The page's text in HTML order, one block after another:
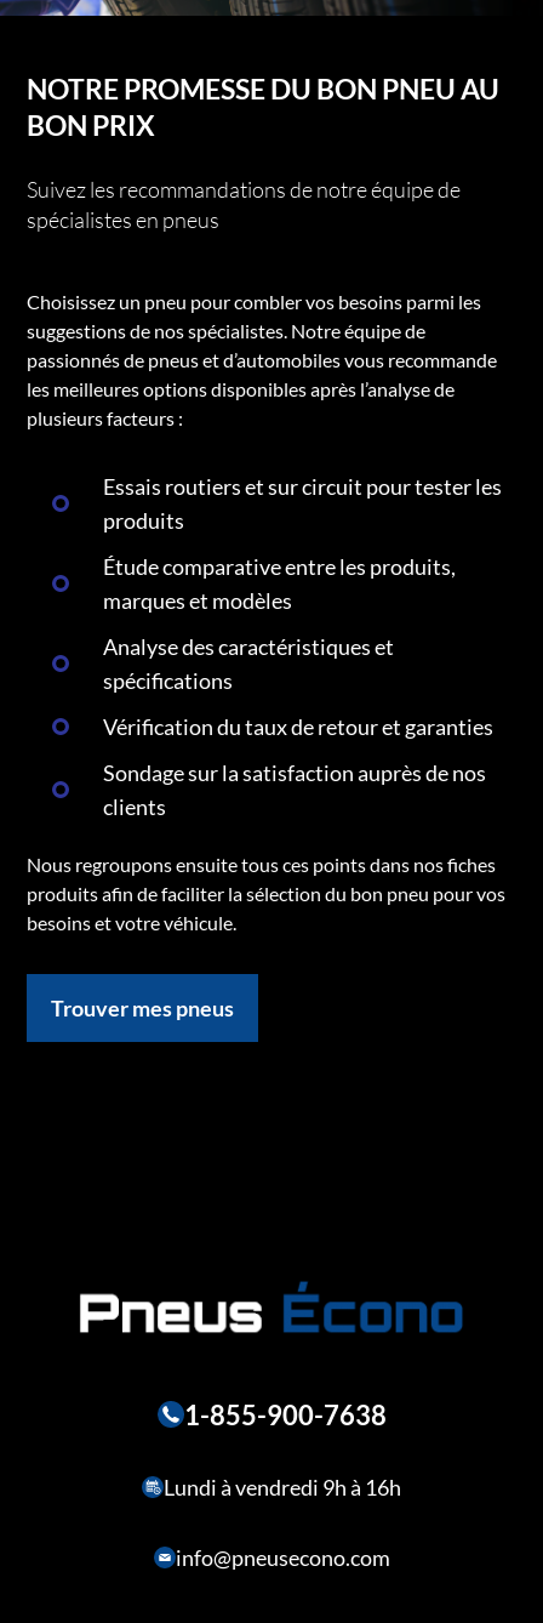
NOTRE PROMESSE DU BON PNEU AU
BON PRIX
Suivez les recommandations de notre équipe de
spécialistes en pneus
Choisissez un pneu pour combler vos besoins parmi les
suggestions de nos spécialistes. Notre équipe de
passionnés de pneus et d’automobiles vous recommande
les meilleures options disponibles après l’analyse de
plusieurs facteurs :
Essais routiers et sur circuit pour tester les
produits
Étude comparative entre les produits,
marques et modèles
Analyse des caractéristiques et
spécifications
Vérification du taux de retour et garanties
Sondage sur la satisfaction auprès de nos
clients
Nous regroupons ensuite tous ces points dans nos fiches
produits afin de faciliter la sélection du bon pneu pour vos
besoins et votre véhicule.
Trouver mes pneus
1-855-900-7638
Lundi à vendredi 9h à 16h
info@pneusecono.com